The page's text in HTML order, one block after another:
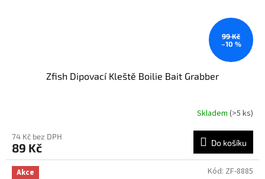
99 Kč
–10 %
Zfish Dipovací Kleště Boilie Bait Grabber
Skladem (>5 ks)
74 Kč bez DPH
89 Kč Do košíku
Akce
Kód: ZF-8885